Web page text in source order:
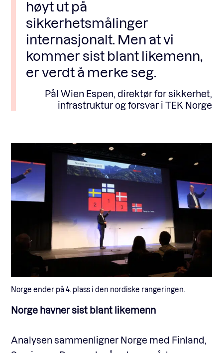
høyt ut på
sikkerhetsmålinger
internasjonalt. Men at vi
kommer sist blant likemenn,
er verdt å merke seg.
Pål Wien Espen, direktør for sikkerhet,
infrastruktur og forsvar i TEK Norge
Norge ender på 4. plass i den nordiske rangeringen.
Norge havner sist blant likemenn
Analysen sammenligner Norge med Finland,